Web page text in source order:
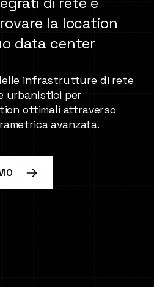
la location
data center
infrastrutture di rete
urbanistici per
ottimali attraverso
avanzata.